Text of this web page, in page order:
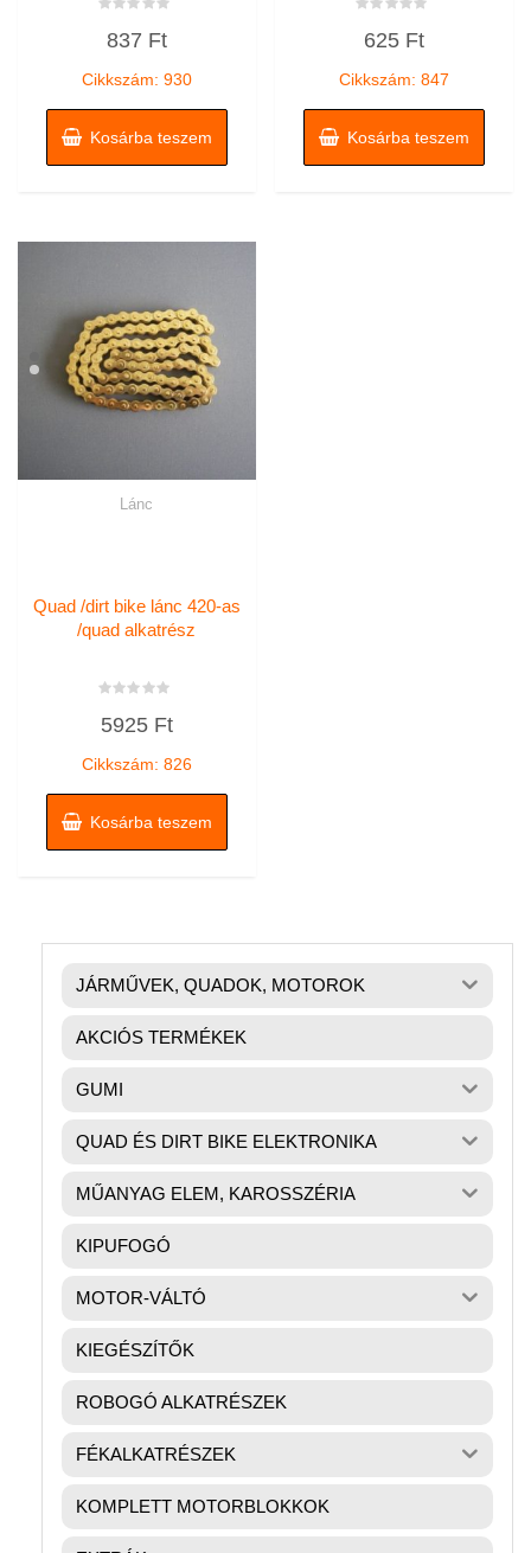
837 Ft
Cikkszám: 930
Kosárba teszem
625 Ft
Cikkszám: 847
Kosárba teszem
Lánc
Quad /dirt bike lánc 420-as
/quad alkatrész
0
5925 Ft
Cikkszám: 826
Kosárba teszem
JÁRMŰVEK, QUADOK, MOTOROK
AKCIÓS TERMÉKEK
GUMI
QUAD ÉS DIRT BIKE ELEKTRONIKA
MŰANYAG ELEM, KAROSSZÉRIA
KIPUFOGÓ
MOTOR-VÁLTÓ
KIEGÉSZÍTŐK
ROBOGÓ ALKATRÉSZEK
FÉKALKATRÉSZEK
KOMPLETT MOTORBLOKKOK